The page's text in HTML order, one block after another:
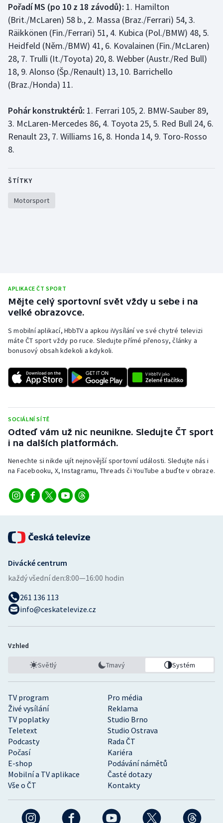
Plážový volejbal
Ragby
Rychlobruslení
Rychlostní kanoistika
Short track
Sportovní střelba
Triatlon
Pořadí MS (po 10 z 18 závodů): 1. Hamilton
(Brit./McLaren) 58 b., 2. Massa (Braz./Ferrari) 54, 3.
Räikkönen (Fin./Ferrari) 51, 4. Kubica (Pol./BMW) 48, 5.
Heidfeld (Něm./BMW) 41, 6. Kovalainen (Fin./McLaren)
28, 7. Trulli (It./Toyota) 20, 8. Webber (Austr./Red Bull)
18, 9. Alonso (Šp./Renault) 13, 10. Barrichello
(Braz./Honda) 11.
Pohár konstruktérů: 1. Ferrari 105, 2. BMW-Sauber 89,
3. McLaren-Mercedes 86, 4. Toyota 25, 5. Red Bull 24, 6.
Renault 23, 7. Williams 16, 8. Honda 14, 9. Toro-Rosso
8.
ŠTÍTKY
Motorsport
APLIKACE ČT SPORT
Mějte celý sportovní svět vždy u sebe i na
velké obrazovce.
S mobilní aplikací, HbbTV a apkou iVysílání ve své chytré televizi
máte ČT sport vždy po ruce. Sledujte přímé přenosy, články a
bonusový obsah kdekoli a kdykoli.
SOCIÁLNÍ SÍTĚ
Odteď vám už nic neunikne. Sledujte ČT sport
i na dalších platformách.
Nenechte si nikde ujít nejnovější sportovní události. Sledujte nás i
na Facebooku, X, Instagramu, Threads či YouTube a buďte v obraze.
TV program
Pro média
Živé vysílání
Reklama
TV poplatky
Studio Brno
Teletext
Studio Ostrava
Podcasty
Rada ČT
Počasí
Kariéra
E-shop
Podávání námětů
Mobilní a TV aplikace
Časté dotazy
Vše o ČT
Kontakty
Divácké centrum
každý všední den:8:00—16:00 hodin
261 136 113
info@ceskatelevize.cz
Vzhled
Světlý Tmavý Systém